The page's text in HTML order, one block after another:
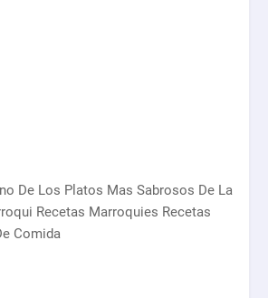
De Los Platos Mas Sabrosos De La
Recetas Marroquies Recetas
Comida